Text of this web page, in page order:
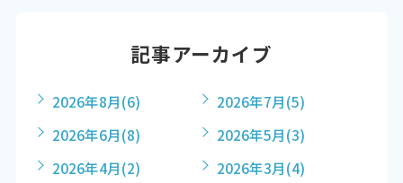
記事アーカイブ
2026年8月(6) 2026年7月(5)
2026年6月(8) 2026年5月(3)
2026年4月(2) 2026年3月(4)